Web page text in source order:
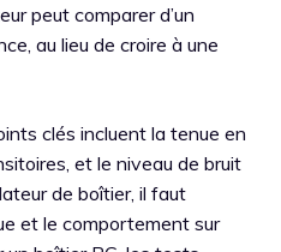
peut comparer d’un
au lieu de croire à une
clés incluent la tenue en
et le niveau de bruit
de boîtier, il faut
et le comportement sur